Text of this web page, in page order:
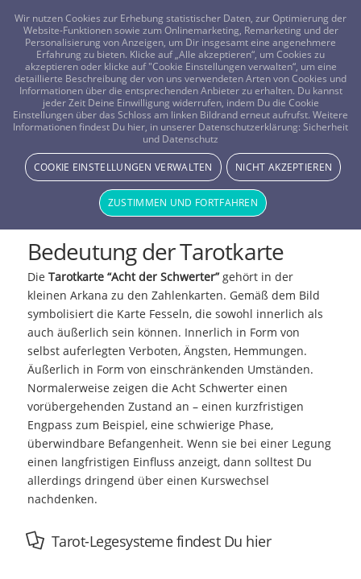
FRAGEN? KOSTENLOS ANRUFEN: 0800-8478266
Tarotkarte: Acht der
Schwerter
Bedeutung der Tarotkarte
Die Tarotkarte “Acht der Schwerter”gehört in der
kleinen Arkana zu den Zahlenkarten. Gemäß dem Bild
symbolisiert die Karte Fesseln, die sowohl innerlich als
auch äußerlich sein können. Innerlich in Form von
selbst auferlegten Verboten, Ängsten, Hemmungen.
Äußerlich in Form von einschränkenden Umständen.
Normalerweise zeigen die Acht Schwerter einen
vorübergehenden Zustand an – einen kurzfristigen
Engpass zum Beispiel, eine schwierige Phase,
überwindbare Befangenheit. Wenn sie bei einer Legung
einen langfristigen Einfluss anzeigt, dann solltest Du
allerdings dringend über einen Kurswechsel
nachdenken.
Tarot-Legesysteme findest Du hier
Wir nutzen Cookies zur Erhebung statistischer Daten, zur Optimierung der
Website-Funktionen sowie zum Onlinemarketing, Remarketing und der
Personalisierung von Anzeigen, um Dir insgesamt eine angenehmere
Erfahrung zu bieten. Klicke auf „Alle akzeptieren“, um Cookies zu
akzeptieren oder klicke auf "Cookie Einstellungen verwalten“, um eine
detaillierte Beschreibung der von uns verwendeten Arten von Cookies und
Informationen über die entsprechenden Anbieter zu erhalten. Du kannst
jeder Zeit Deine Einwilligung widerrufen, indem Du die Cookie
Einstellungen über das Schloss am linken Bildrand erneut aufrufst. Weitere
Informationen findest Du hier, in unserer Datenschutzerklärung: Sicherheit
und Datenschutz
COOKIE EINSTELLUNGEN VERWALTEN NICHT AKZEPTIEREN
ZUSTIMMEN UND FORTFAHREN